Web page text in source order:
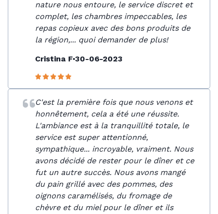
nature nous entoure, le service discret et
complet, les chambres impeccables, les
repas copieux avec des bons produits de
la région,... quoi demander de plus!
Cristina F 30-06-2023
C'est la première fois que nous venons et
honnêtement, cela a été une réussite.
L'ambiance est à la tranquillité totale, le
service est super attentionné,
sympathique... incroyable, vraiment. Nous
avons décidé de rester pour le dîner et ce
fut un autre succès. Nous avons mangé
du pain grillé avec des pommes, des
oignons caramélisés, du fromage de
chèvre et du miel pour le dîner et ils